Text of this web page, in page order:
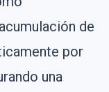
de
por
una